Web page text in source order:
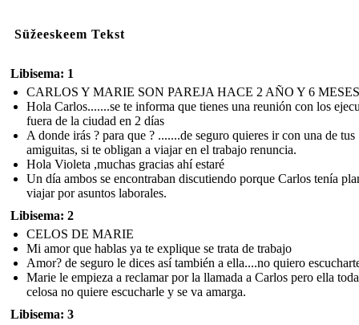
Süžeeskeem Tekst
Libisema: 1
CARLOS Y MARIE SON PAREJA HACE 2 AÑO Y 6 MESES
Hola Carlos.......se te informa que tienes una reunión con los
fuera de la ciudad en 2 días
A donde irás ? para que ? .......de seguro quieres ir con una de tus
amiguitas, si te obligan a viajar en el trabajo renuncia.
Hola Violeta ,muchas gracias ahí estaré
Un día ambos se encontraban discutiendo porque Carlos tenía
viajar por asuntos laborales.
Libisema: 2
CELOS DE MARIE
Mi amor que hablas ya te explique se trata de trabajo
Amor? de seguro le dices así también a ella....no quiero
Marie le empieza a reclamar por la llamada a Carlos pero ella toda
celosa no quiere escucharle y se va amarga.
Libisema: 3